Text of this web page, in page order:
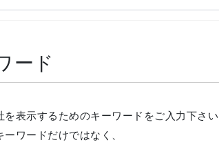
ード
表示するためのキーワードをご入力下さい
ワードだけではなく、